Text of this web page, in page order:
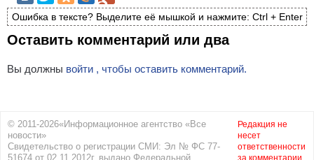
Ошибка в тексте? Выделите её мышкой и нажмите: Ctrl + Enter
Оставить комментарий или два
Вы должны войти , чтобы оставить комментарий.
© 2011-2026«Информационное агентство «Все
новости»
Свидетельство о регистрации СМИ: Эл № ФС 77-
51674 от 02.11.2012г. выдано Федеральной
Редакция не
несет
ответственности